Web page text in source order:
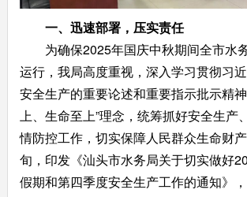
一、迅速部署，压实责任
为确保2025年国庆中秋期间全市水
运行，我局高度重视，深入学习贯彻习
安全生产的重要论述和重要指示批示精
上、生命至上”理念，统筹抓好安全生产
情防控工作，切实保障人民群众生命财
旬，印发《汕头市水务局关于切实做好
假期和第四季度安全生产工作的通知》